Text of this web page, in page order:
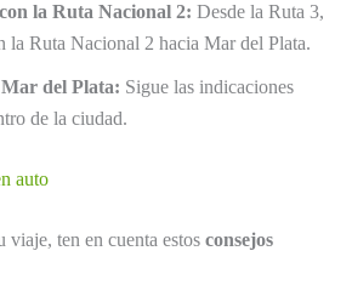
la Ruta Nacional 2: Desde la Ruta 3,
la Ruta Nacional 2 hacia Mar del Plata.
del Plata: Sigue las indicaciones
de la ciudad.
auto
viaje, ten en cuenta estos consejos